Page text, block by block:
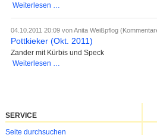
Weiterlesen …
2011)
04.10.2011 20:09 von Anita Weißpflog
Pottkieker (Okt. 2011)
Zander mit Kürbis und Speck
Weiterlesen …
SERVICE
Navigation
Seite durchsuchen